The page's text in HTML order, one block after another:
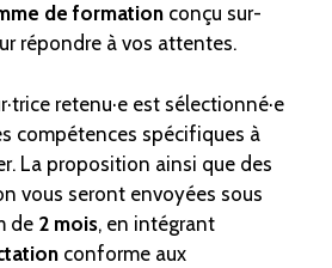
de formation conçu sur-
répondre à vos attentes.
retenu·e est sélectionné·e
compétences spécifiques à
La proposition ainsi que des
vous seront envoyées sous
de 2 mois, en intégrant
conforme aux